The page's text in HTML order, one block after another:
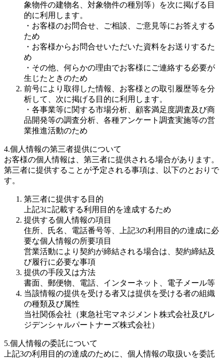
象物件の建物名、対象物件の種別等）を次に掲げる目
的に利用します。
・お客様のお問合せ、ご相談、ご意見等にお答えする
ため
・お客様からお問合せいただいた資料をお送りするた
め
・その他、何らかの理由でお客様にご連絡する必要が
生じたときのため
前号により取得した情報、お客様との取引履歴等を分
析して、次に掲げる目的に利用します。
・各事業等に関する市場分析、顧客満足度調査及び商
品開発等の調査分析、各種アンケート調査実施等の営
業推進活動のため
4.個人情報の第三者提供について
お客様の個人情報は、第三者に提供される場合があります。
第三者に提供することが予定される事項は、以下のとおりで
す。
第三者に提供する目的
上記3に記載する利用目的を達成するため
提供する個人情報の項目
住所、氏名、電話番号等、上記3の利用目的の達成に必
要な個人情報の所要項目
営業活動により契約が締結される場合は、契約締結及
び履行に必要な事項
提供の手段又は方法
書面、郵便物、電話、インターネット、電子メール等
当該情報の提供を受ける者又は提供を受ける者の組織
の種類及び属性
当社関係会社（東急社宅マネジメント株式会社及びレ
ジデンシャルパートナーズ株式会社）
5.個人情報の委託について
上記3の利用目的の達成のために、個人情報の取扱いを委託